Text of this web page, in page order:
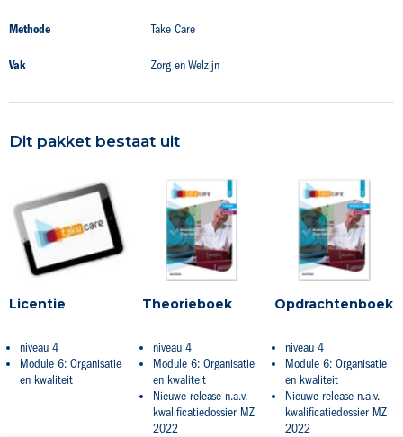
Methode Take Care
Vak Zorg en Welzijn
Dit pakket bestaat uit
Licentie
niveau 4
Module 6: Organisatie
en kwaliteit
Theorieboek
niveau 4
Module 6: Organisatie
en kwaliteit
Nieuwe release n.a.v.
kwalificatiedossier MZ
2022
Opdrachtenboek
niveau 4
Module 6: Organisatie
en kwaliteit
Nieuwe release n.a.v.
kwalificatiedossier MZ
2022